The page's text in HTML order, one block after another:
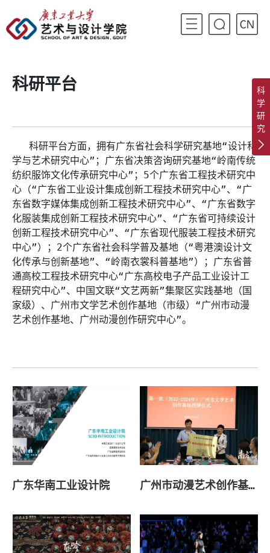
科
学
研
究
科研平台
科研平台方面，拥有广东省社会科学研究基地“设计科
学与艺术研究中心”；广东省决策咨询研究基地“岭南传统
纺织服饰文化传承研究中心”；5个广东省工程技术研究中
心（“广东省工业设计集成创新工程技术研究中心”、“广
东省数字媒体集成创新工程技术研究中心”、“广东省数字
化服装集成创新工程技术研究中心”、“广东省可持续设计
创新工程技术研究中心”、“广东省现代服装工程技术研究
中心”）；2个广东省社会科学普及基地（“粤港澳设计文
化传承与创新基地”、“岭南衣裳科普基地”）；广东省普
通高校工程技术研究中心“广东高校电子产品工业设计工
程研究中心”、中国文联“文艺两新”集聚区实践基地（国
家级）、广州市文学艺术创作基地（市级）“广州市动漫
艺术创作基地、广州动漫创作研究中心”。
广东华南工业设计院 广州市动漫艺术创作基地